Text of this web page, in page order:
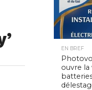
EN BREF
ouvre la